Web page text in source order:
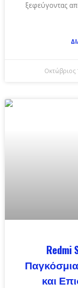
ξεφεύγοντας
Οκτώβριος
Redmi
και